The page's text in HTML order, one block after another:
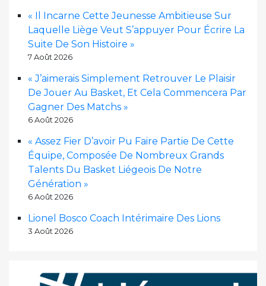
« Il Incarne Cette Jeunesse Ambitieuse Sur
Laquelle Liège Veut S’appuyer Pour Écrire La
Suite De Son Histoire »
7 Août 2026
« J’aimerais Simplement Retrouver Le Plaisir
De Jouer Au Basket, Et Cela Commencera Par
Gagner Des Matchs »
6 Août 2026
« Assez Fier D’avoir Pu Faire Partie De Cette
Équipe, Composée De Nombreux Grands
Talents Du Basket Liégeois De Notre
Génération »
6 Août 2026
Lionel Bosco Coach Intérimaire Des Lions
3 Août 2026